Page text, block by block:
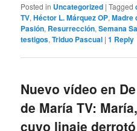
Posted in Uncategorized |Tagged
TV,Héctor L. Márquez OP,Madre
Pasión, Resurrección,Semana
testigos,Triduo Pascual |1 Reply
Nuevo vídeo en
de María TV:
cuyo linaje